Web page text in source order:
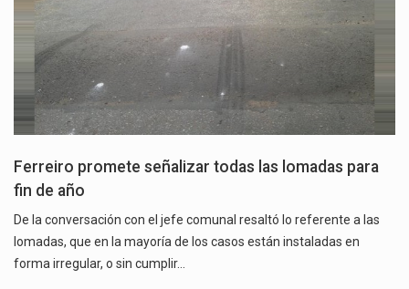
Ferreiro promete señalizar todas las lomadas para
fin de año
De la conversación con el jefe comunal resaltó lo referente a las
lomadas, que en la mayoría de los casos están instaladas en
forma irregular, o sin cumplir…